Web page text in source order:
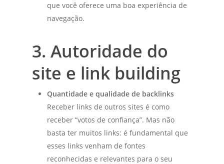
que você oferece uma boa experiência de
navegação.
3. Autoridade do
site e link building
Quantidade e qualidade de backlinks
Receber links de outros sites é como
receber “votos de confiança”. Mas não
basta ter muitos links: é fundamental que
esses links venham de fontes
reconhecidas e relevantes para o seu